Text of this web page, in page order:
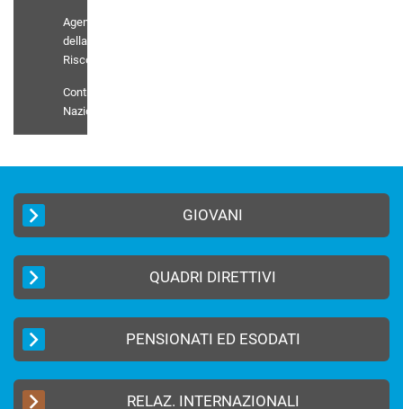
Agenti
della
Riscossione
Contratto
Nazionale
GIOVANI
QUADRI DIRETTIVI
PENSIONATI ED ESODATI
RELAZ. INTERNAZIONALI